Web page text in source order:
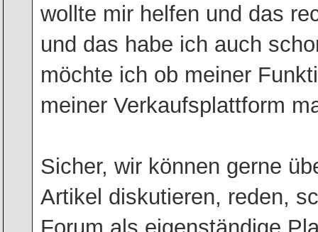
wollte mir helfen und das
und das habe ich auch
möchte ich ob meiner
meiner Verkaufsplattform
Sicher, wir können gerne
Artikel diskutieren, reden,